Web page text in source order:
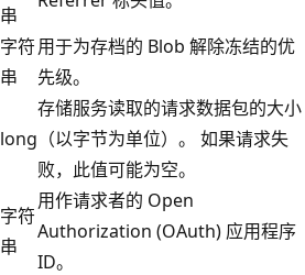
串
字符
串
用于为存档的 Blob 解除冻结的优
先级。
long
存储服务读取的请求数据包的大小
（以字节为单位）。 如果请求失
败，此值可能为空。
字符
串
用作请求者的 Open
Authorization (OAuth) 应用程序
ID。